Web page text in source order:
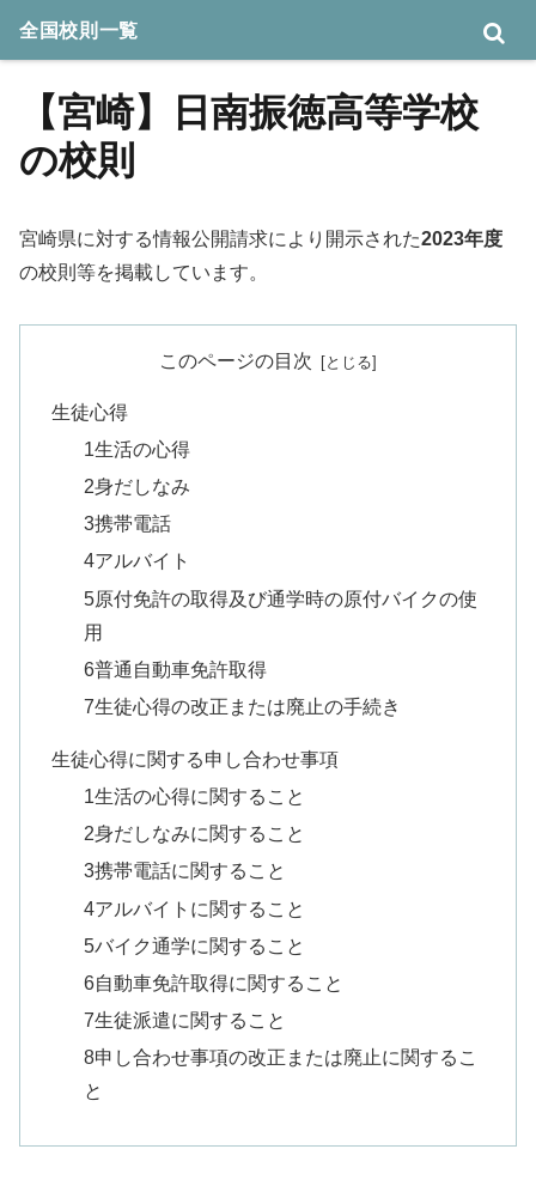
【宮崎】日南振徳高等学校
の校則
宮崎県に対する情報公開請求により開示された2023年度
の校則等を掲載しています。
このページの目次
生徒心得
1生活の心得
2身だしなみ
3携帯電話
4アルバイト
5原付免許の取得及び通学時の原付バイクの使
用
6普通自動車免許取得
7生徒心得の改正または廃止の手続き
生徒心得に関する申し合わせ事項
1生活の心得に関すること
2身だしなみに関すること
3携帯電話に関すること
4アルバイトに関すること
5バイク通学に関すること
6自動車免許取得に関すること
7生徒派遣に関すること
8申し合わせ事項の改正または廃止に関するこ
と
全国校則一覧